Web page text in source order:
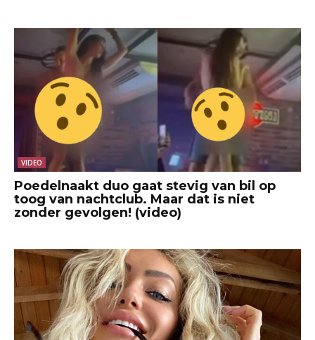
VIDEO
Poedelnaakt duo gaat stevig van bil op
toog van nachtclub. Maar dat is niet
zonder gevolgen! (video)